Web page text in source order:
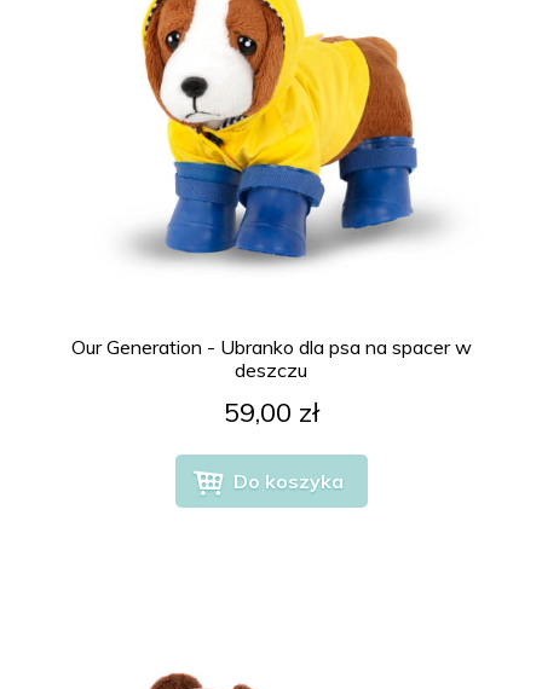
Our Generation - Ubranko dla psa na spacer w
deszczu
59,00 zł
Do koszyka